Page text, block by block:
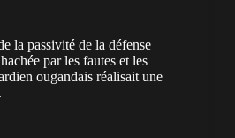
la passivité de la défense
par les fautes et les
ougandais réalisait une